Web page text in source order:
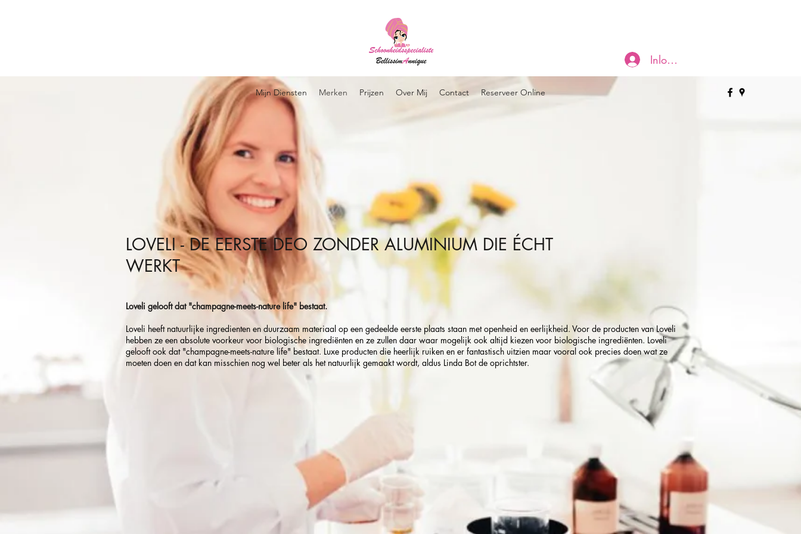
Mijn Diensten Merken Prijzen Over Mij Contact Reserveer Online
Inloggen
LOVELI - DE EERSTE DEO ZONDER ALUMINIUM DIE ÉCHT
WERKT
Loveli gelooft dat "champagne-meets-nature life" bestaat.
Loveli heeft natuurlijke ingredienten en duurzaam materiaal op een gedeelde eerste plaats staan met openheid en eerlijkheid. Voor de producten van Loveli
hebben ze een absolute voorkeur voor biologische ingrediënten en ze zullen daar waar mogelijk ook altijd kiezen voor biologische ingrediënten. Loveli
gelooft ook dat "champagne-meets-nature life" bestaat. Luxe producten die heerlijk ruiken en er fantastisch uitzien maar vooral ook precies doen wat ze
moeten doen en dat kan misschien nog wel beter als het natuurlijk gemaakt wordt, aldus Linda Bot de oprichtster.